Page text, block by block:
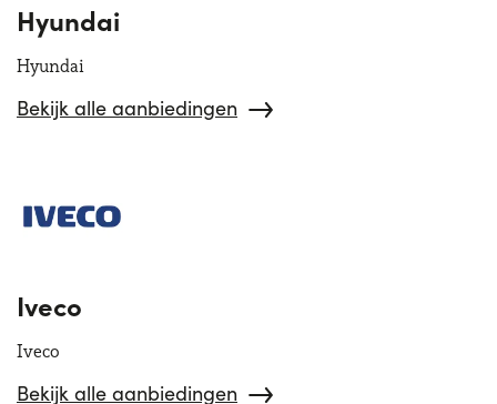
Hyundai
Hyundai
Bekijk alle aanbiedingen
Iveco
Iveco
Bekijk alle aanbiedingen